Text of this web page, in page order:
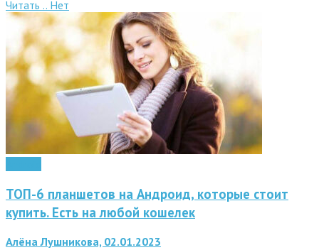
Читать .. Нет
ТОП-6 планшетов на Андроид, которые стоит
купить. Есть на любой кошелек
Алёна Лушникова, 02.01.2023